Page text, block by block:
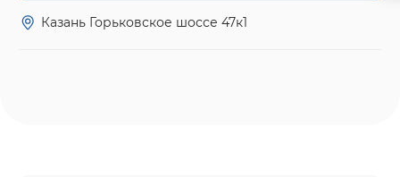
Казань Горьковское шоссе 47к1